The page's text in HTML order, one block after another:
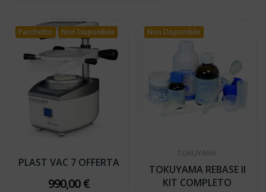
Pacchetto Non Disponibile
PLAST VAC 7 OFFERTA
990,00 €
Non Disponibile
TOKUYAMA
TOKUYAMA REBASE II
KIT COMPLETO